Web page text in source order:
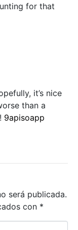
for that
it’s nice
than a
9apisoapp
será publicada.
con *